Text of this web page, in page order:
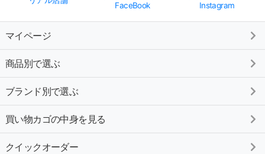
FaceBook
Instagram
マイページ
商品別で選ぶ
ブランド別で選ぶ
買い物カゴの中身を見る
クイックオーダー